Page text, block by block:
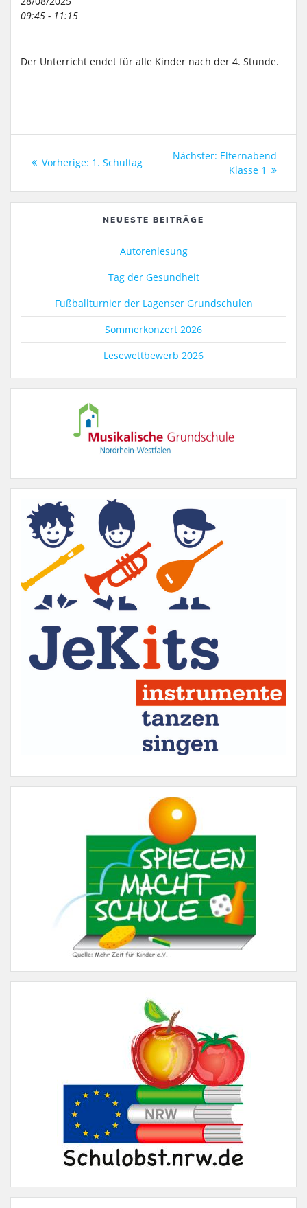
09:45 - 11:15
Der Unterricht endet für alle Kinder nach der 4. Stunde.
Beitragsnavigation
Vorherige: Vorheriger
1. Schultag
Nächster: Nächster
Beitrag:
Elternabend
Klasse 1
NEUESTE BEITRÄGE
Autorenlesung
Tag der Gesundheit
Fußballturnier der Lagenser Grundschulen
Sommerkonzert 2026
Lesewettbewerb 2026